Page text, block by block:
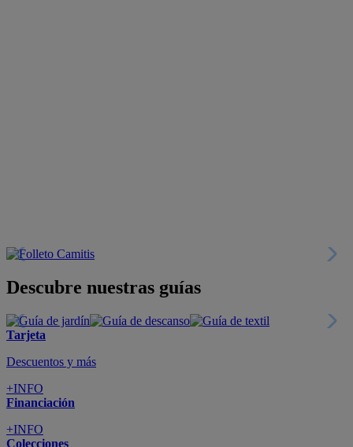
Descubre nuestras guías
Tarjeta
Descuentos y más
+INFO
Financiación
+INFO
Colecciones